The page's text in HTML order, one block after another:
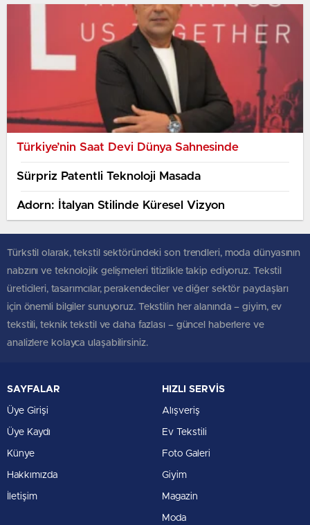
Türkiye’nin Saat Devi Dünya Sahnesinde
Sürpriz Patentli Teknoloji Masada
Adorn: İtalyan Stilinde Küresel Vizyon
Türkstil olarak, tekstil sektöründeki son trendleri, moda dünyasının
nabzını ve teknolojik gelişmeleri titizlikle takip ediyoruz. Tekstil
üreticileri, tasarımcılar, perakendeciler ve diğer sektör paydaşları
için önemli bilgiler sunuyoruz. Tekstilin her alanında – giyim, ev
tekstili, teknik tekstil ve daha fazlası – güncel haberlere ve
analizlere kolayca ulaşabilirsiniz.
SAYFALAR
Üye Girişi
Üye Kaydı
Künye
Hakkımızda
İletişim
HIZLI SERVİS
Alışveriş
Ev Tekstili
Foto Galeri
Giyim
Magazin
Moda